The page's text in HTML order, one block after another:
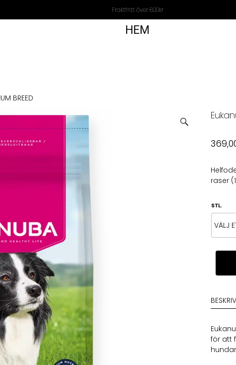
Fraktfritt över 800kr
HEM
BREED
raser
STL.
för att